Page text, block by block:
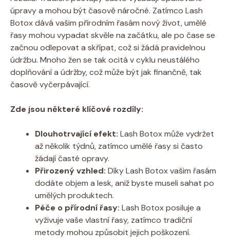
úpravy a mohou být časově náročné. Zatímco Lash
Botox dává vašim přírodním řasám nový život, umělé
řasy mohou vypadat skvěle na začátku, ale po čase se
začnou odlepovat a skřípat, což si žádá pravidelnou
údržbu. Mnoho žen se tak ocitá v cyklu neustálého
doplňování a údržby, což může být jak finančně, tak
časově vyčerpávající.
Zde jsou některé klíčové rozdíly:
Dlouhotrvající efekt: Lash Botox může vydržet
až několik týdnů, zatímco umělé řasy si často
žádají časté opravy.
Přirozený vzhled: Díky Lash Botox vašim řasám
dodáte objem a lesk, aniž byste museli sahat po
umělých produktech.
Péče o přírodní řasy: Lash Botox posiluje a
vyživuje vaše vlastní řasy, zatímco tradiční
metody mohou způsobit jejich poškození.